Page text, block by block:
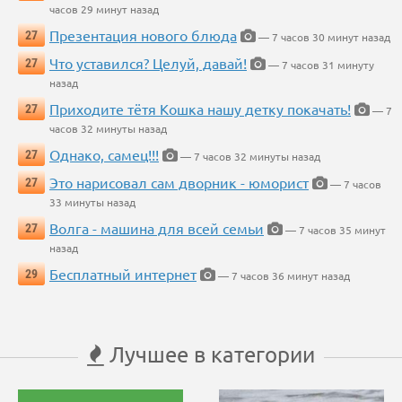
часов 29 минут назад
27
Презентация нового блюда
— 7 часов 30 минут назад
27
Что уставился? Целуй, давай!
— 7 часов 31 минуту
назад
27
Приходите тётя Кошка нашу детку покачать!
— 7
часов 32 минуты назад
27
Однако, самец!!!
— 7 часов 32 минуты назад
27
Это нарисовал сам дворник - юморист
— 7 часов
33 минуты назад
27
Волга - машина для всей семьи
— 7 часов 35 минут
назад
29
Бесплатный интернет — 7 часов 36 минут назад
Лучшее в категории